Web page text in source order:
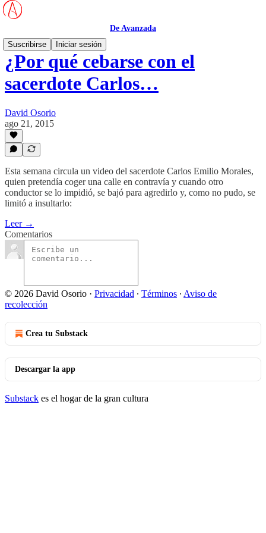
De Avanzada
Suscribirse
Iniciar sesión
¿Por qué cebarse con el
sacerdote Carlos…
David Osorio
ago 21, 2015
Esta semana circula un video del sacerdote Carlos Emilio Morales,
quien pretendía coger una calle en contravía y cuando otro
conductor se lo impidió, se bajó para agredirlo y, como no pudo, se
limitó a insultarlo:
Leer →
Comentarios
© 2026 David Osorio · Privacidad ∙ Términos ∙ Aviso de
recolección
Crea tu Substack
Descargar la app
Substack es el hogar de la gran cultura